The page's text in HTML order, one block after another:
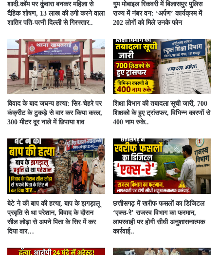
​शादी.कॉम पर कुंवारा बनकर महिला से
दैहिक शोषण, 13 लाख की ठगी करने वाला
शातिर पति-पत्नी दिल्ली से गिरफ्तार..
गुम मोबाइल रिकवरी में बिलासपुर पुलिस
राज्य में नंबर वन: ‘अर्पण’ कार्यक्रम में
202 लोगों को मिले उनके फोन
विवाद के बाद जघन्य हत्या: सिर-चेहरे पर
कंक्रीट के टुकड़े से वार कर किया कत्ल,
300 मीटर दूर नाले में छिपाया शव
शिक्षा विभाग की तबादला सूची जारी, 700
शिक्षको के हुए ट्रांसफर, विभिन्न कारणों से
400 नाम रुके..
बेटे ने की बाप की हत्या, बाप के झगड़ालू
प्रवृति से था परेशान, विवाद के दौरान
सील लोढ़ा से अपने पिता के सिर में कर
दिया वार…
​छत्तीसगढ़ में खरीफ फसलों का डिजिटल
‘एक्स-रे’ राजस्व विभाग का फरमान,
लापरवाही पर होगी सीधी अनुशासनात्मक
कार्रवाई..